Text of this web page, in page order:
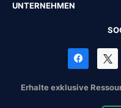
UNTERNEHMEN
Erhalte exklusive